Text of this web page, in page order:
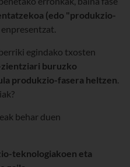
(edo "produkzio-
egindako txosten
buruzko
produkzio-fasera heltzen.
behar duen
teknologiakoen eta